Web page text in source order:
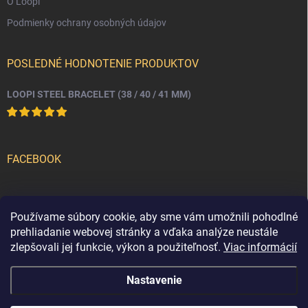
Používame súbory cookie, aby sme vám umožnili pohodlné
prehliadanie webovej stránky a vďaka analýze neustále
zlepšovali jej funkcie, výkon a použiteľnosť. Viac informácií
Nastavenie
Podmienky ochrany osobných údajov
POSLEDNÉ HODNOTENIE PRODUKTOV
LOOPI STEEL BRACELET (38 / 40 / 41 MM)
FACEBOOK
PRIJÍMAME ONLINE PLATBY